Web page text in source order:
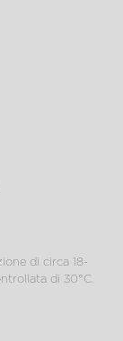
di circa 18-
di 30°C.